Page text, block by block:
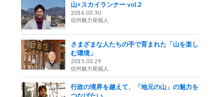
山×スカイランナー vol.2
2016.03.30
信州魅力発掘人
さまざまな人たちの手で育まれた「山を楽し
む環境」
2015.03.29
信州魅力発掘人
行政の境界を越えて、「地元の山」の魅力を